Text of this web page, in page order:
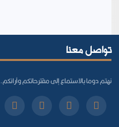
تواصل معنا
نهتم دوما بالاستماع إلى مقترحاتكم وآرائكم.